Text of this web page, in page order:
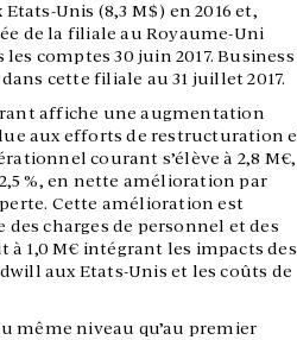
Unis (8,3 M$) en 2016 et,
de la filiale au Royaume-Uni
comptes 30 juin 2017. Business
cette filiale au 31 juillet 2017.
affiche une augmentation
aux efforts de restructuration
courant s’élève à 2,8 M€,
%, en nette amélioration par
Cette amélioration est
charges de personnel et des
1,0 M€ intégrant les impacts des
aux Etats-Unis et les coûts de
même niveau qu’au premier